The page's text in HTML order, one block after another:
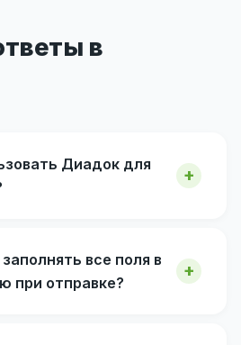
в
Диадок для
все поля в
при отправке?